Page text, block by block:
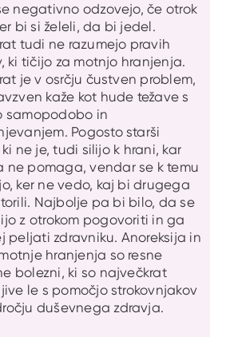
negativno odzovejo, če otrok
bi si želeli, da bi jedel.
tudi ne razumejo pravih
ki tičijo za motnjo hranjenja.
je v osrčju čustven problem,
kaže kot hude težave s
samopodobo in
Pogosto starši
ne je, tudi silijo k hrani, kar
ne pomaga, vendar se k temu
ker ne vedo, kaj bi drugega
Najbolje pa bi bilo, da se
z otrokom pogovoriti in ga
peljati zdravniku. Anoreksija in
hranjenja so resne
bolezni, ki so največkrat
le s pomočjo strokovnjakov
duševnega zdravja.